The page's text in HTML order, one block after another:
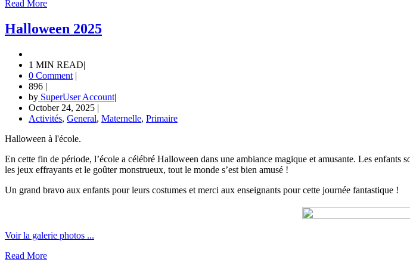
Read More
Halloween 2025
1 MIN READ|
0 Comment |
896 |
by SuperUser Account|
October 24, 2025 |
Activités, General, Maternelle, Primaire
Halloween à l'école.
En cette fin de période, l’école a célébré Halloween dans une ambiance magique et amusante. Les
les jeux effrayants et le goûter monstrueux, tout le monde s’est bien amusé !
Un grand bravo aux enfants pour leurs costumes et merci aux enseignants pour cette journée fantastique !
Voir la galerie photos ...
Read More